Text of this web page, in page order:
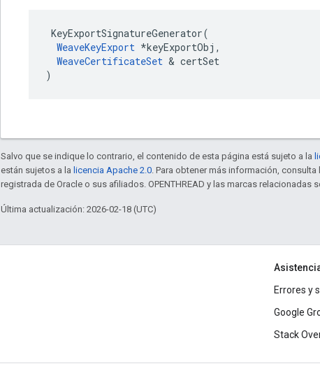
KeyExportSignatureGenerator(
WeaveKeyExport *keyExportObj,
WeaveCertificateSet & certSet
)
Salvo que se indique lo contrario, el contenido de esta página está sujeto a la
están sujetos a la licencia Apache 2.0. Para obtener más información, consulta
registrada de Oracle o sus afiliados. OPENTHREAD y las marcas
Última actualización: 2026-02-18 (UTC)
Errores y
Google
Stack